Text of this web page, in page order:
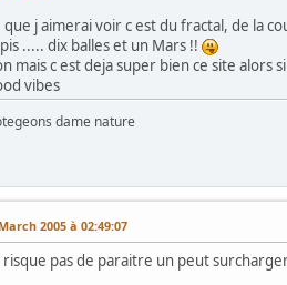
que j aimerai voir c est du fractal, de la
..... dix balles et un Mars !!
mais c est deja super bien ce site alors
vibes
dame nature
2005 à 02:49:07
risque pas de paraitre un peut